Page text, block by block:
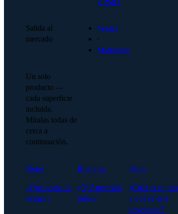
Salida al
mercado
Ventas
·
Marketing
Un solo
producto —
cada superficie
incluida.
Míralas todas de
cerca a
continuación.
Notes
¿Qué acaba de
ocurrir?
Briefings
¿Qué necesito
saber?
Plans
¿Cuál es el plan
y qué se está
desviando?